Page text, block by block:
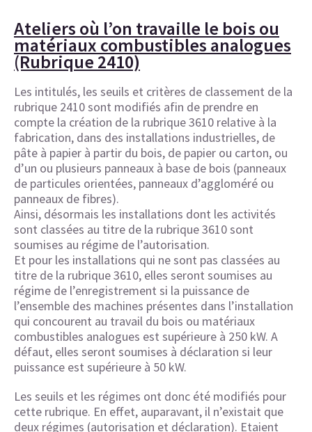
Ateliers où l’on travaille le bois ou
matériaux combustibles analogues
(Rubrique 2410)
Les intitulés, les seuils et critères de classement de la
rubrique 2410 sont modifiés afin de prendre en
compte la création de la rubrique 3610 relative à la
fabrication, dans des installations industrielles, de
pâte à papier à partir du bois, de papier ou carton, ou
d’un ou plusieurs panneaux à base de bois (panneaux
de particules orientées, panneaux d’aggloméré ou
panneaux de fibres).
Ainsi, désormais les installations dont les activités
sont classées au titre de la rubrique 3610 sont
soumises au régime de l’autorisation.
Et pour les installations qui ne sont pas classées au
titre de la rubrique 3610, elles seront soumises au
régime de l’enregistrement si la puissance de
l’ensemble des machines présentes dans l’installation
qui concourent au travail du bois ou matériaux
combustibles analogues est supérieure à 250 kW. A
défaut, elles seront soumises à déclaration si leur
puissance est supérieure à 50 kW.
Les seuils et les régimes ont donc été modifiés pour
cette rubrique. En effet, auparavant, il n’existait que
deux régimes (autorisation et déclaration). Etaient